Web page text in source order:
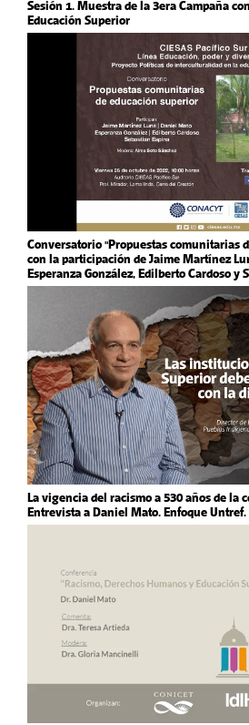
Sesión 1. Muestra de la 3era Campaña
Educación Superior
Conversatorio "Propuestas comunitarias
con la participación de Jaime Martínez
Esperanza González, Edilberto Cardoso y
La vigencia del racismo a 530 años de la
Entrevista a Daniel Mato. Enfoque